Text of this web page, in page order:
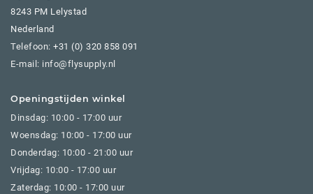
8243 PM Lelystad
Nederland
Telefoon: +31 (0) 320 858 091
E-mail: info@flysupply.nl
Openingstijden winkel
Dinsdag: 10:00 - 17:00 uur
Woensdag: 10:00 - 17:00 uur
Donderdag: 10:00 - 21:00 uur
Vrijdag: 10:00 - 17:00 uur
Zaterdag: 10:00 - 17:00 uur